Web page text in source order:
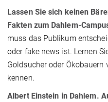
Lassen Sie sich keinen
Fakten zum Dahlem-
muss das Publikum
oder fake news ist. Lernen
Goldsucher oder Ökobauern
kennen.
Albert Einstein in Dahlem.